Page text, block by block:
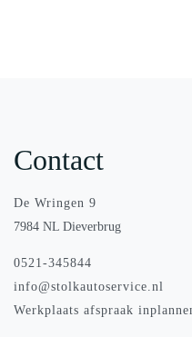
Contact
De Wringen 9
7984 NL Dieverbrug
0521-345844
info@stolkautoservice.nl
Werkplaats afspraak